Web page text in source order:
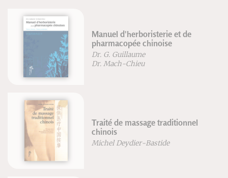
Manuel d'herboristerie et de
pharmacopée chinoise
Dr. G. Guillaume
Dr. Mach-Chieu
Traité de massage traditionnel
chinois
Michel Deydier-Bastide